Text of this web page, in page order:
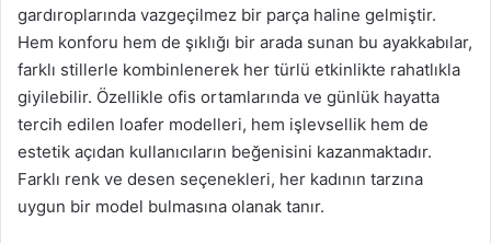
gardıroplarında vazgeçilmez bir parça haline gelmiştir.
Hem konforu hem de şıklığı bir arada sunan bu ayakkabılar,
farklı stillerle kombinlenerek her türlü etkinlikte rahatlıkla
giyilebilir. Özellikle ofis ortamlarında ve günlük hayatta
tercih edilen loafer modelleri, hem işlevsellik hem de
estetik açıdan kullanıcıların beğenisini kazanmaktadır.
Farklı renk ve desen seçenekleri, her kadının tarzına
uygun bir model bulmasına olanak tanır.